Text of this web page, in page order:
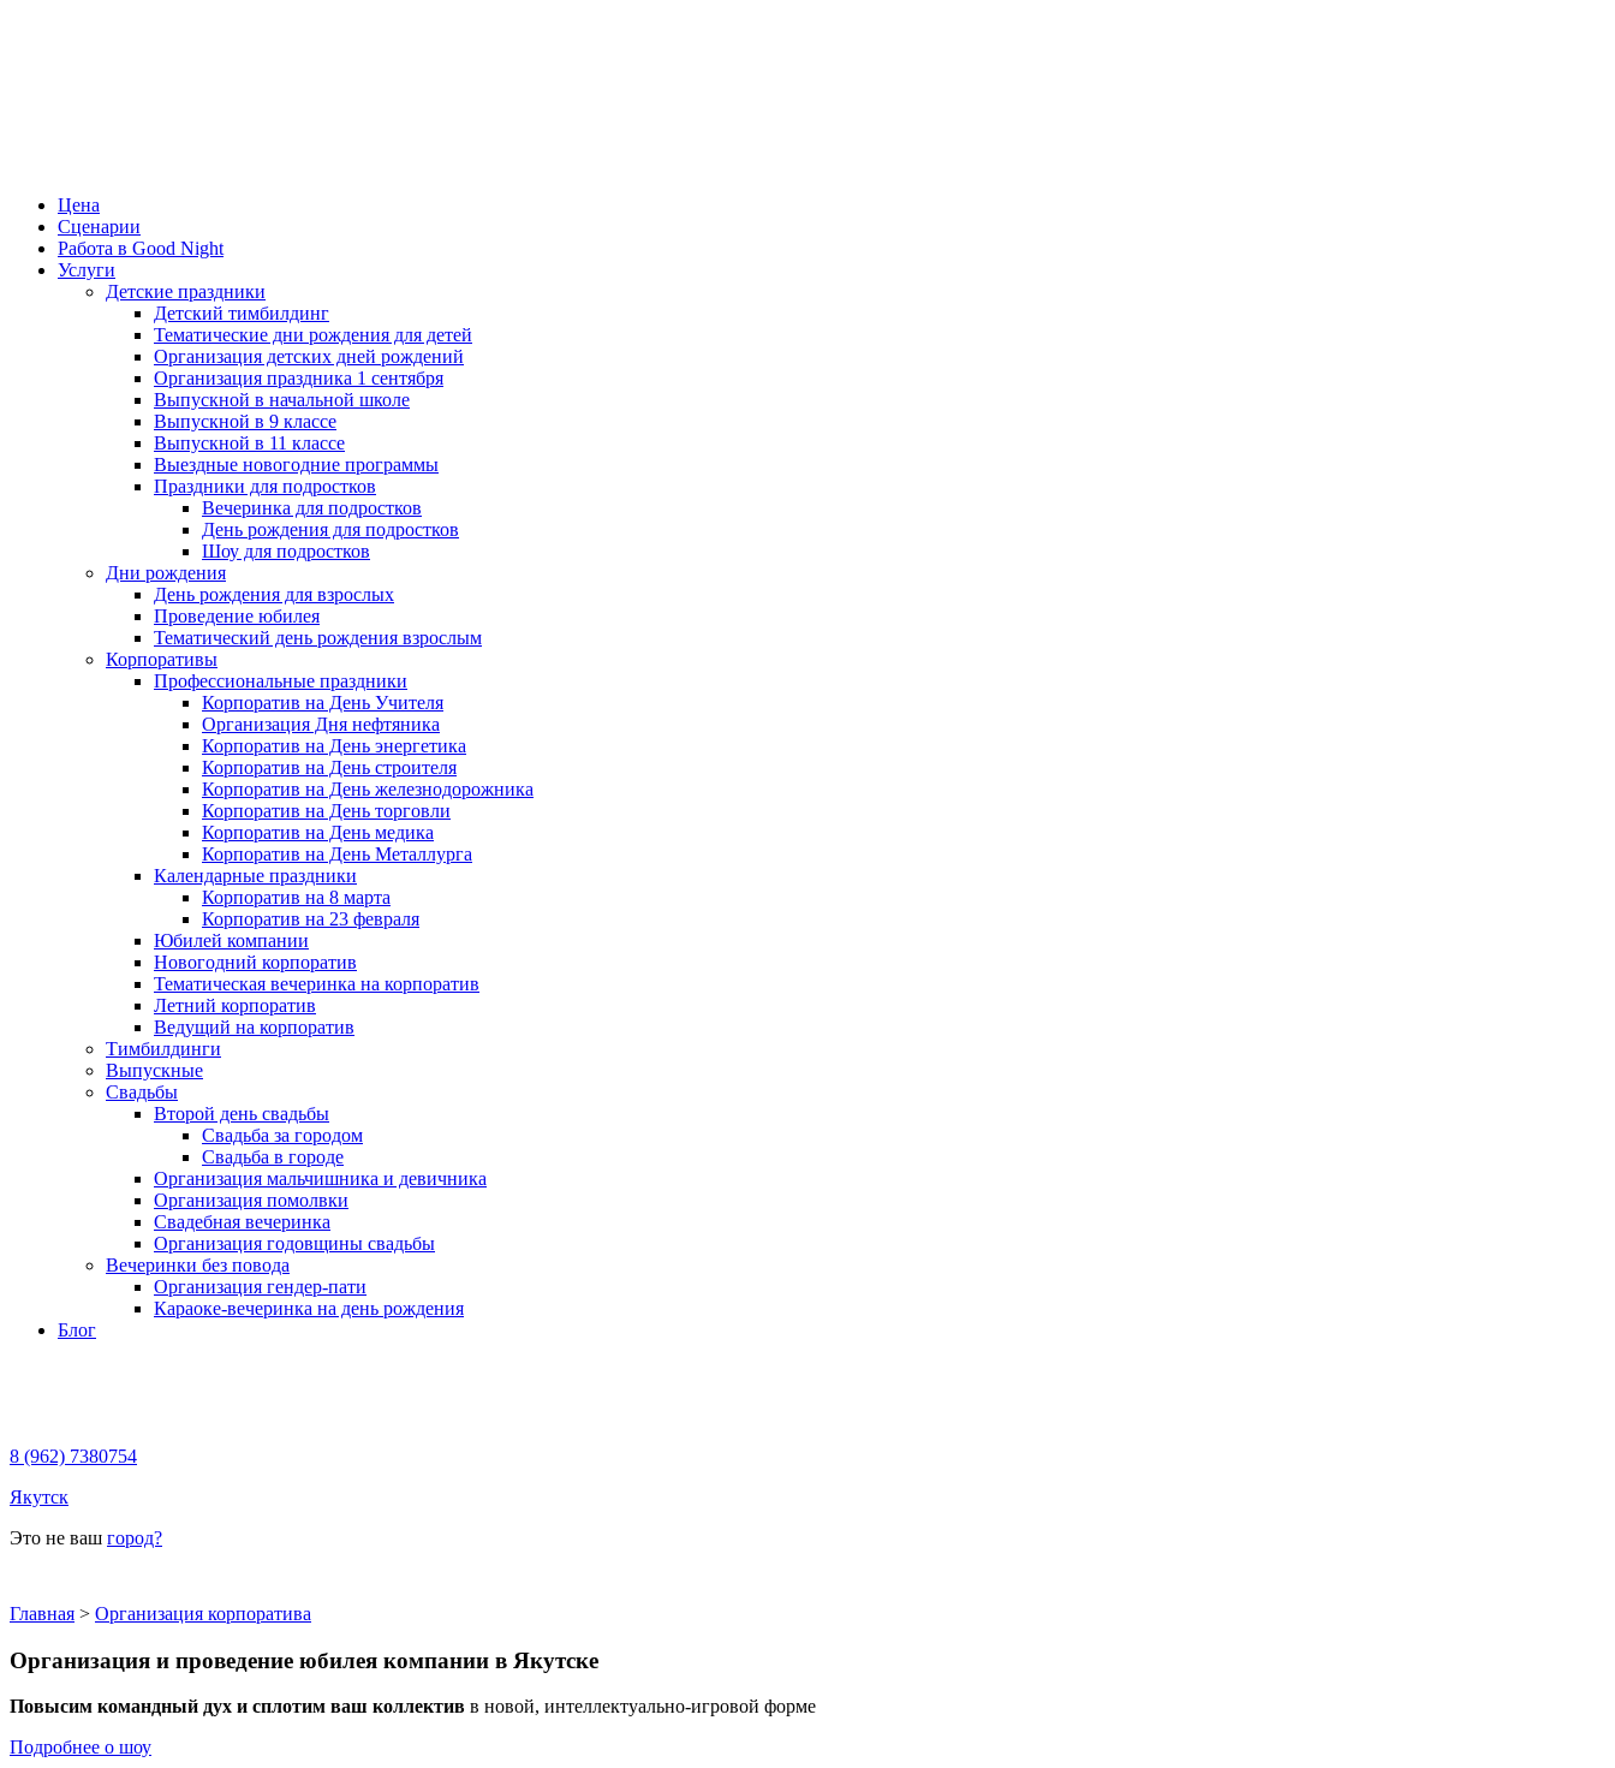
Цена
Сценарии
Работа в Good Night
Услуги
Детские праздники
Детский тимбилдинг
Тематические дни рождения для детей
Организация детских дней рождений
Организация праздника 1 сентября
Выпускной в начальной школе
Выпускной в 9 классе
Выпускной в 11 классе
Выездные новогодние программы
Праздники для подростков
Вечеринка для подростков
День рождения для подростков
Шоу для подростков
Дни рождения
День рождения для взрослых
Проведение юбилея
Тематический день рождения взрослым
Корпоративы
Профессиональные праздники
Корпоратив на День Учителя
Организация Дня нефтяника
Корпоратив на День энергетика
Корпоратив на День строителя
Корпоратив на День железнодорожника
Корпоратив на День торговли
Корпоратив на День медика
Корпоратив на День Металлурга
Календарные праздники
Корпоратив на 8 марта
Корпоратив на 23 февраля
Юбилей компании
Новогодний корпоратив
Тематическая вечеринка на корпоратив
Летний корпоратив
Ведущий на корпоратив
Тимбилдинги
Выпускные
Свадьбы
Второй день свадьбы
Свадьба за городом
Свадьба в городе
Организация мальчишника и девичника
Организация помолвки
Свадебная вечеринка
Организация годовщины свадьбы
Вечеринки без повода
Организация гендер-пати
Караоке-вечеринка на день рождения
Блог
8 (962) 7380754
Якутск
Это не ваш город?
Главная > Организация корпоратива
Организация и проведение юбилея компании в Якутске
Повысим командный дух и сплотим ваш коллектив в новой, интеллектуально-игровой форме
Подробнее о шоу